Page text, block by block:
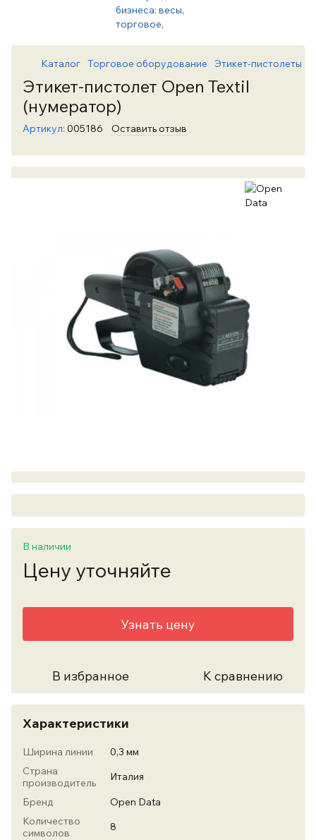
Каталог Торговое оборудование Этикет-пистолеты
Этикет-пистолет Open Textil
(нумератор)
Артикул: 005186 Оставить отзыв
В наличии
Цену уточняйте
Узнать цену
В избранное К сравнению
Характеристики
Ширина линии
0,3 мм
Страна
производитель
Италия
Бренд
Open Data
Количество
символов
8